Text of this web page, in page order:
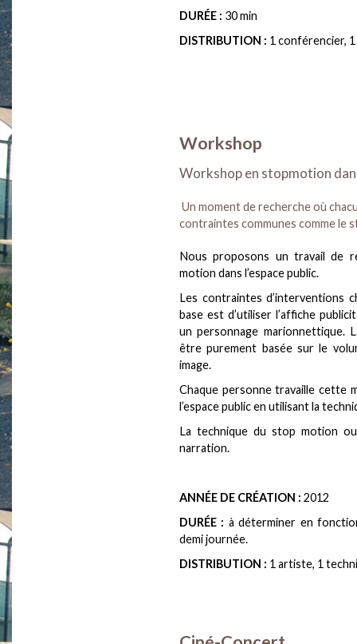
DURÉE : 30 min
DISTRIBUTION : 1 conférencier, 1
Workshop
Workshop en stopmotion
Un moment de recherche où
contraintes communes comme le
Nous proposons un travail de
motion dans l’espace public.
Les contraintes d’interventions
base est d’utiliser l’affiche
un personnage marionnettique.
être purement basée sur le
image.
Chaque personne travaille cette
l’espace public en utilisant la
La technique du stop motion
narration.
ANNÉE DE CRÉATION : 2012
DURÉE : à déterminer en
demi journée.
DISTRIBUTION : 1 artiste, 1